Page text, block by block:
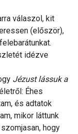
válaszol, kit
(először),
idézve
Jézust lássuk a
Éhes
és adtatok
mikor láttunk
hogy